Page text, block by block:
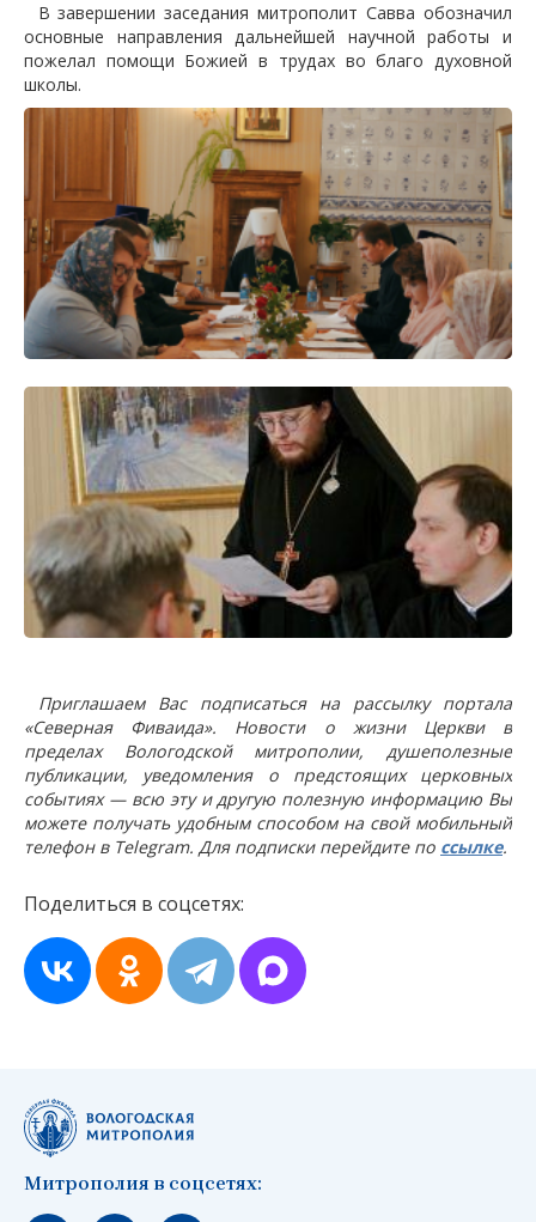
В завершении заседания митрополит Савва обозначил
основные направления дальнейшей научной работы и
пожелал помощи Божией в трудах во благо духовной
школы.
Приглашаем Вас подписаться на рассылку портала
«Северная Фиваида». Новости о жизни Церкви в
пределах Вологодской митрополии, душеполезные
публикации, уведомления о предстоящих церковных
событиях — всю эту и другую полезную информацию Вы
можете получать удобным способом на свой мобильный
телефон в Telegram. Для подписки перейдите по ссылке.
Поделиться в соцсетях:
Митрополия в соцсетях: